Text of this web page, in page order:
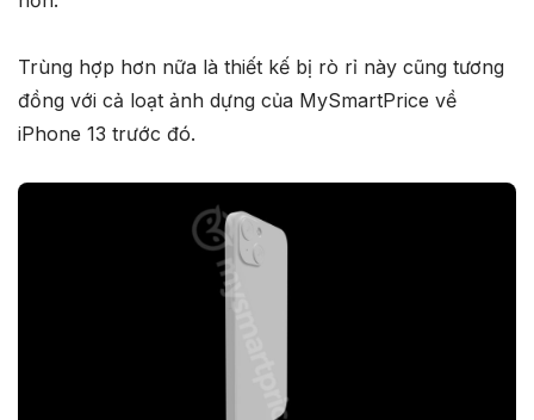
Trùng hợp hơn nữa là thiết kế bị rò rỉ này cũng tương
đồng với cả loạt ảnh dựng của MySmartPrice về
iPhone 13 trước đó.